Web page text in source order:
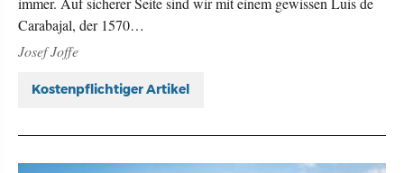
immer. Auf sicherer Seite sind wir mit einem gewissen Luis de
Carabajal, der 1570…
Josef Joffe
Kostenpflichtiger Artikel